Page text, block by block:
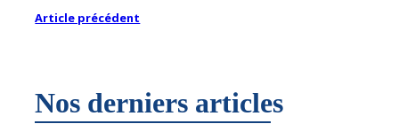
Article précédent
Nos derniers articles